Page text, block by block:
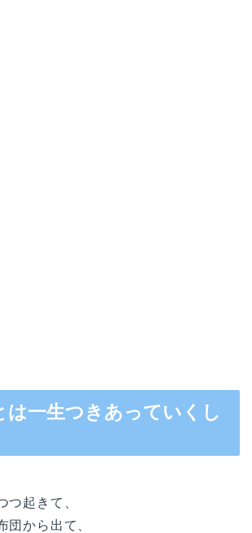
は一生つきあっていくし
つ起きて、
団から出て、